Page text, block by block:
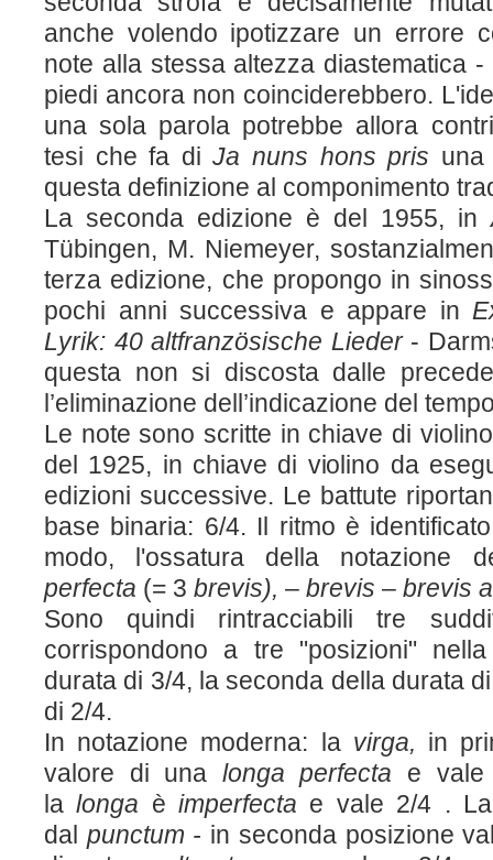
anche volendo ipotizzare un errore
note alla stessa altezza diastematica
piedi ancora non coinciderebbero.
una sola parola potrebbe allora
tesi che fa diJa nuns hons pris
questa definizione al componimento
La seconda edizione è del 1955, in
Tübingen, M. Niemeyer,
terza edizione, che propongo in
pochi anni successiva e appare in
Lyrik: 40 altfranzösische Lieder-
questa non si discosta dalle
l’eliminazione dell’indicazione del
Le note sono scritte in chiave di
del 1925, in chiave di violino da
edizioni successive. Le battute
base binaria: 6/4. Il ritmo è
modo, l'ossatura della notazione
perfecta (= 3 brevis), – brevis – brevis
Sono quindi rintracciabili tre
corrispondono a tre "posizioni"
durata di 3/4, la seconda della durata
di 2/4.
In notazione moderna: la virga, in
valore di una longa perfecta e vale
lalonga èimperfecta e vale 2/4 .
dal punctum - in seconda posizione